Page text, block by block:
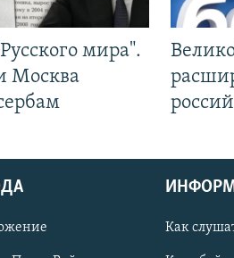
мира".
Москва
Как